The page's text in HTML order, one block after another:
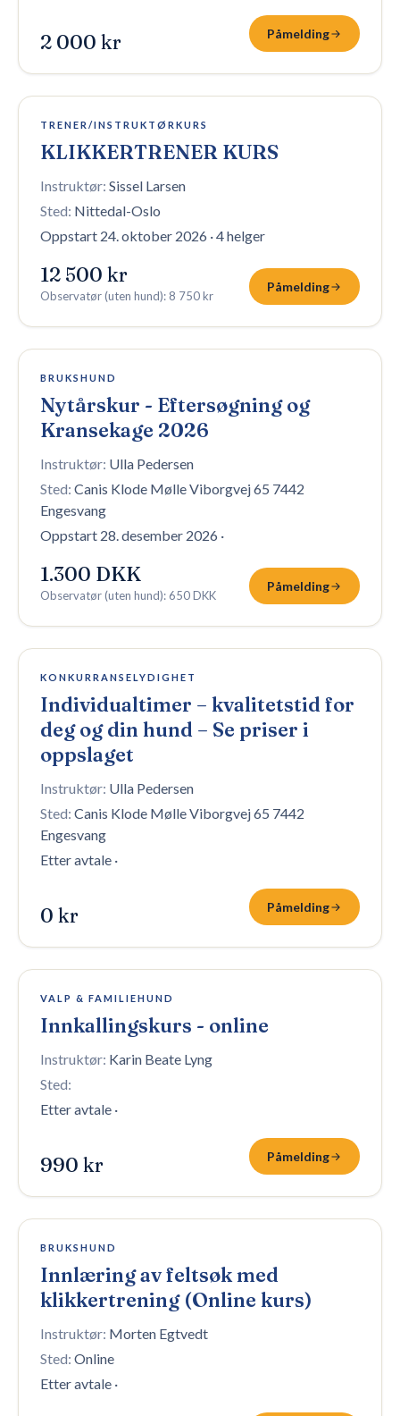
2 000 kr Påmelding
1 plass igjen
TRENER/INSTRUKTØRKURS
KLIKKERTRENER KURS
Instruktør: Sissel Larsen
Sted: Nittedal-Oslo
Oppstart 24. oktober 2026 ·4 helger
12 500 kr
Observatør (uten hund): 8 750 kr
Påmelding
Fullt — venteliste
BRUKSHUND
Nytårskur - Eftersøgning og
Kransekage 2026
Instruktør: Ulla Pedersen
Sted: Canis Klode Mølle Viborgvej 65 7442
Engesvang
Oppstart 28. desember 2026 ·
1.300 DKK
Observatør (uten hund): 650 DKK
Påmelding
Åpen påmelding
KONKURRANSELYDIGHET
Individualtimer – kvalitetstid for
deg og din hund – Se priser i
oppslaget
Instruktør: Ulla Pedersen
Sted: Canis Klode Mølle Viborgvej 65 7442
Engesvang
Etter avtale ·
0 kr Påmelding
100 plasser igjen
VALP & FAMILIEHUND
Innkallingskurs - online
Instruktør: Karin Beate Lyng
Sted:
Etter avtale ·
990 kr Påmelding
Åpen påmelding
BRUKSHUND
Innlæring av feltsøk med
klikkertrening (Online kurs)
Instruktør: Morten Egtvedt
Sted: Online
Etter avtale ·